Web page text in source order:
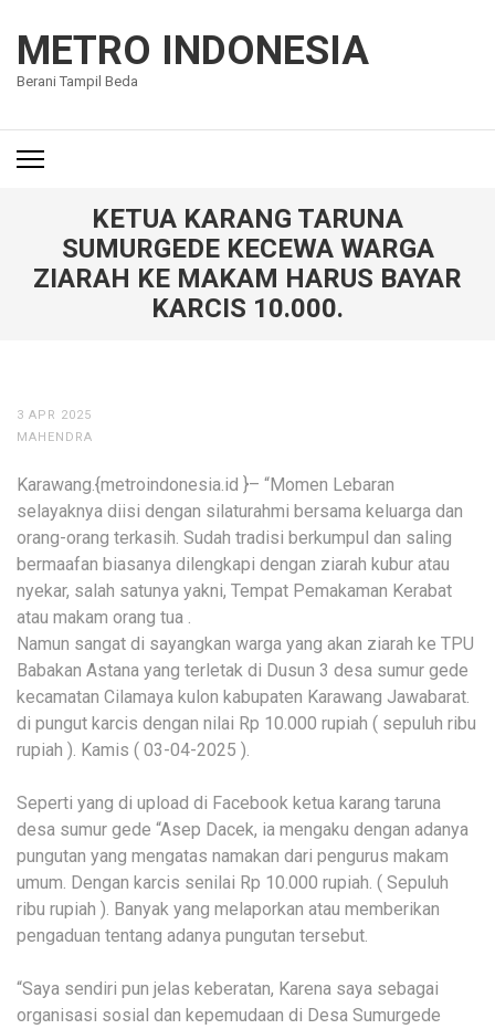
konten
(Tekan
METRO INDONESIA
Berani Tampil Beda
KETUA KARANG TARUNA
SUMURGEDE KECEWA WARGA
ZIARAH KE MAKAM HARUS BAYAR
KARCIS 10.000.
3 APR 2025
MAHENDRA
Karawang.{metroindonesia.id }– “Momen Lebaran
selayaknya diisi dengan silaturahmi bersama keluarga dan
orang-orang terkasih. Sudah tradisi berkumpul dan saling
bermaafan biasanya dilengkapi dengan ziarah kubur atau
nyekar, salah satunya yakni, Tempat Pemakaman Kerabat
atau makam orang tua .
Namun sangat di sayangkan warga yang akan ziarah ke TPU
Babakan Astana yang terletak di Dusun 3 desa sumur gede
kecamatan Cilamaya kulon kabupaten Karawang Jawabarat.
di pungut karcis dengan nilai Rp 10.000 rupiah ( sepuluh ribu
rupiah ). Kamis ( 03-04-2025 ).
Seperti yang di upload di Facebook ketua karang taruna
desa sumur gede “Asep Dacek, ia mengaku dengan adanya
pungutan yang mengatas namakan dari pengurus makam
umum. Dengan karcis senilai Rp 10.000 rupiah. ( Sepuluh
ribu rupiah ). Banyak yang melaporkan atau memberikan
pengaduan tentang adanya pungutan tersebut.
“Saya sendiri pun jelas keberatan, Karena saya sebagai
organisasi sosial dan kepemudaan di Desa Sumurgede